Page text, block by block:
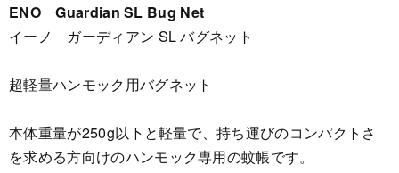
ENO Guardian SL Bug Net
イーノ ガーディアン SL バグネット
超軽量ハンモック用バグネット
本体重量が250g以下と軽量で、持ち運びのコンパクトさ
を求める方向けのハンモック専用の蚊帳です。